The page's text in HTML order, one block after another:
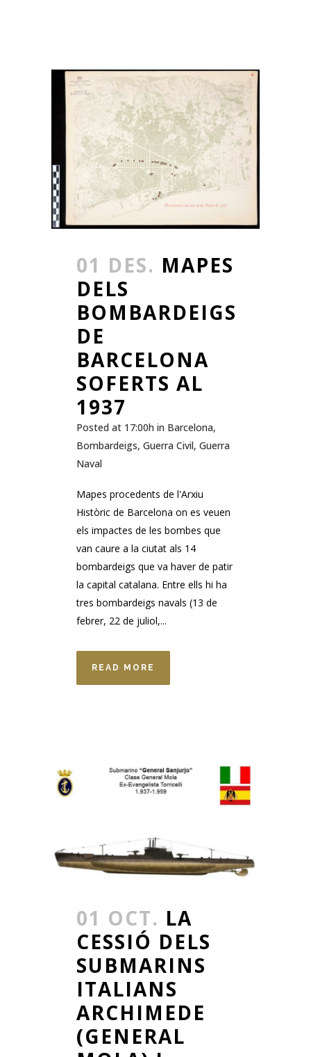
01 DES. MAPES
DELS
BOMBARDEIGS
DE
BARCELONA
SOFERTS AL
1937
Posted at 17:00h in Barcelona,
Bombardeigs, Guerra Civil, Guerra
Naval
Mapes procedents de l'Arxiu
Històric de Barcelona on es veuen
els impactes de les bombes que
van caure a la ciutat als 14
bombardeigs que va haver de patir
la capital catalana. Entre ells hi ha
tres bombardeigs navals (13 de
febrer, 22 de juliol,...
READ MORE
01 OCT. LA
CESSIÓ DELS
SUBMARINS
ITALIANS
ARCHIMEDE
(GENERAL